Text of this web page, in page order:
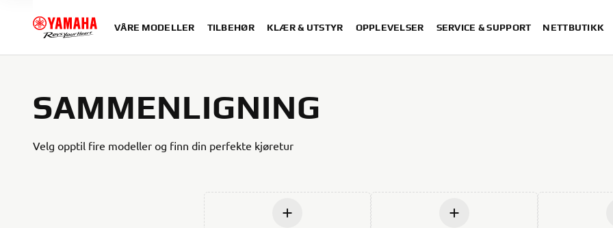
VÅRE MODELLER TILBEHØR KLÆR & UTSTYR OPPLEVELSER SERVICE & SUPPORT NETTBUTIKK
SAMMENLIGNING
Velg opptil fire modeller og finn din perfekte kjøretur